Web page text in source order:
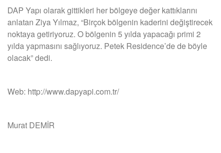
DAP Yapı olarak gittikleri her bölgeye değer kattıklarını
anlatan Ziya Yılmaz, “Birçok bölgenin kaderini değiştirecek
noktaya getiriyoruz. O bölgenin 5 yılda yapacağı primi 2
yılda yapmasını sağlıyoruz. Petek Residence’de de böyle
olacak” dedi.
Web: http://www.dapyapi.com.tr/
Murat DEMİR